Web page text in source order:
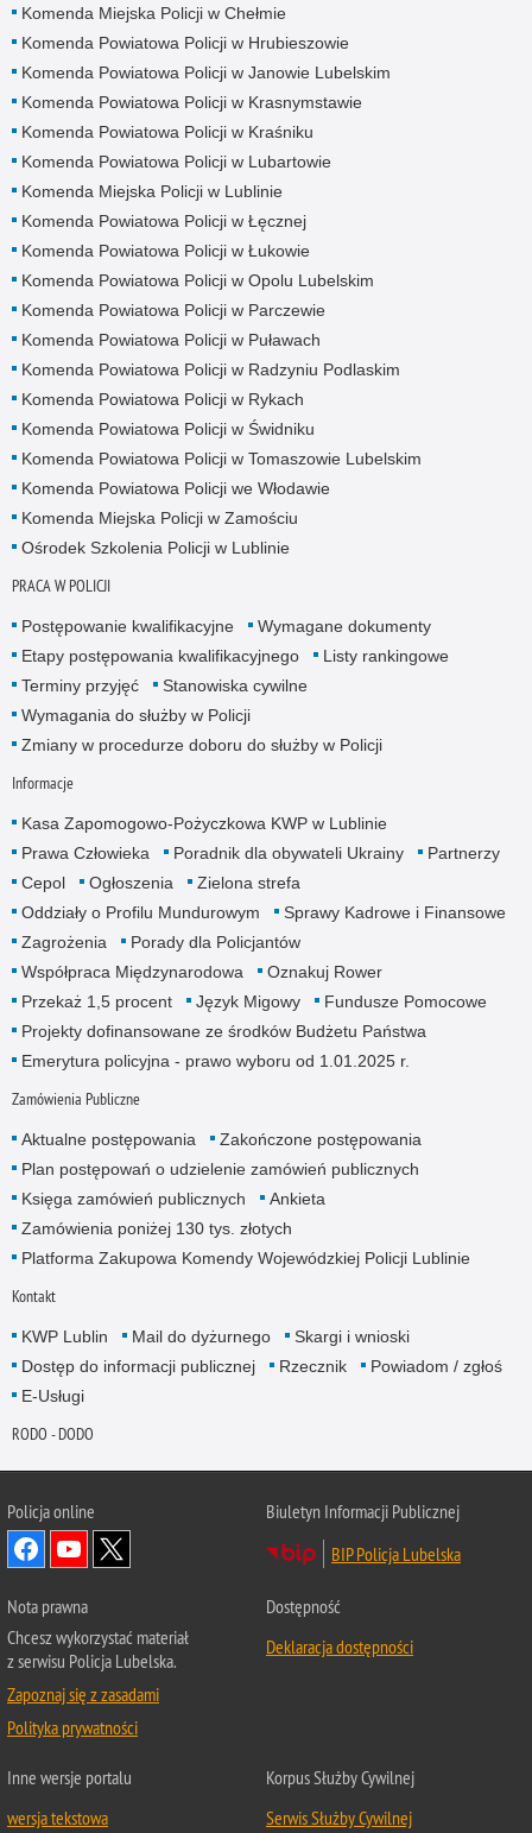
Komenda Miejska Policji w Chełmie
Komenda Powiatowa Policji w Hrubieszowie
Komenda Powiatowa Policji w Janowie Lubelskim
Komenda Powiatowa Policji w Krasnymstawie
Komenda Powiatowa Policji w Kraśniku
Komenda Powiatowa Policji w Lubartowie
Komenda Miejska Policji w Lublinie
Komenda Powiatowa Policji w Łęcznej
Komenda Powiatowa Policji w Łukowie
Komenda Powiatowa Policji w Opolu Lubelskim
Komenda Powiatowa Policji w Parczewie
Komenda Powiatowa Policji w Puławach
Komenda Powiatowa Policji w Radzyniu Podlaskim
Komenda Powiatowa Policji w Rykach
Komenda Powiatowa Policji w Świdniku
Komenda Powiatowa Policji w Tomaszowie Lubelskim
Komenda Powiatowa Policji we Włodawie
Komenda Miejska Policji w Zamościu
Ośrodek Szkolenia Policji w Lublinie
PRACA W POLICJI
Postępowanie kwalifikacyjne
Wymagane dokumenty
Etapy postępowania kwalifikacyjnego
Listy rankingowe
Terminy przyjęć
Stanowiska cywilne
Wymagania do służby w Policji
Zmiany w procedurze doboru do służby w Policji
Informacje
Kasa Zapomogowo-Pożyczkowa KWP w Lublinie
Prawa Człowieka
Poradnik dla obywateli Ukrainy
Partnerzy
Cepol
Ogłoszenia
Zielona strefa
Oddziały o Profilu Mundurowym
Sprawy Kadrowe i Finansowe
Zagrożenia
Porady dla Policjantów
Współpraca Międzynarodowa
Oznakuj Rower
Przekaż 1,5 procent
Język Migowy
Fundusze Pomocowe
Projekty dofinansowane ze środków Budżetu Państwa
Emerytura policyjna - prawo wyboru od 1.01.2025 r.
Zamówienia Publiczne
Aktualne postępowania
Zakończone postępowania
Plan postępowań o udzielenie zamówień publicznych
Księga zamówień publicznych
Ankieta
Zamówienia poniżej 130 tys. złotych
Platforma Zakupowa Komendy Wojewódzkiej Policji Lublinie
Kontakt
KWP Lublin Mail do dyżurnego
Skargi i wnioski
Dostęp do informacji publicznej
Rzecznik
Powiadom / zgłoś
E-Usługi
RODO - DODO
Policja online
Biuletyn Informacji Publicznej
BIP Policja Lubelska
Nota prawna
Chcesz wykorzystać materiał
z serwisu Policja Lubelska.
Zapoznaj się z zasadami
Polityka prywatności
Dostępność
Deklaracja dostępności
Inne wersje portalu
wersja tekstowa
Korpus Służby Cywilnej
Serwis Służby Cywilnej